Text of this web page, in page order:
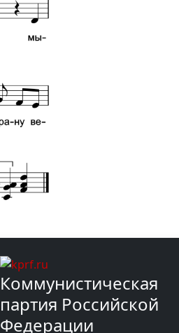
Коммунистическая
партия Российской
Федерации